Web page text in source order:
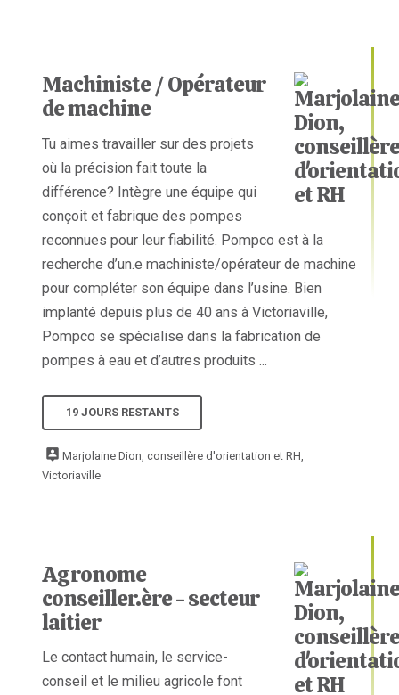
Machiniste / Opérateur
de machine
Tu aimes travailler sur des projets
où la précision fait toute la
différence? Intègre une équipe qui
conçoit et fabrique des pompes
reconnues pour leur fiabilité. Pompco est à la
recherche d’un.e machiniste/opérateur de machine
pour compléter son équipe dans l’usine. Bien
implanté depuis plus de 40 ans à Victoriaville,
Pompco se spécialise dans la fabrication de
pompes à eau et d’autres produits ...
19 JOURS RESTANTS
Marjolaine Dion, conseillère d'orientation et RH,
Victoriaville
Agronome
conseiller.ère - secteur
laitier
Le contact humain, le service-
conseil et le milieu agricole font